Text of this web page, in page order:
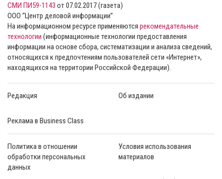
СМИ ПИ59-1143 от 07.02.2017 (газета)
ООО “Центр деловой информации”
На информационном ресурсе применяются рекомендательные
технологии (информационные технологии предоставления
информации на основе сбора, систематизации и анализа сведений,
относящихся к предпочтениям пользователей сети «Интернет»,
находящихся на территории Российской Федерации).
Редакция Об издании
Реклама в Business Class
Политика в отношении
обработки персональных
данных
Условия использования
материалов